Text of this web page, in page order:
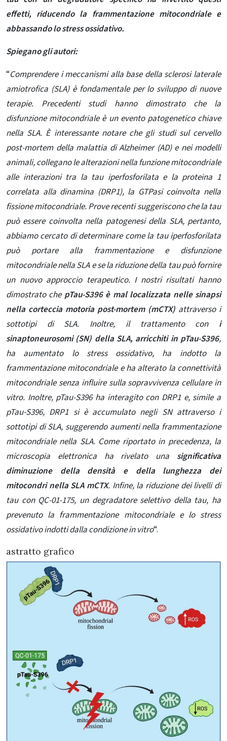
effetti, riducendo la frammentazione mitocondriale e
abbassando lo stress ossidativo.
Spiegano gli autori:
“Comprendere i meccanismi alla base della sclerosi laterale
amiotrofica (SLA) è fondamentale per lo sviluppo di nuove
terapie. Precedenti studi hanno dimostrato che la
disfunzione mitocondriale è un evento patogenetico chiave
nella SLA. È interessante notare che gli studi sul cervello
post-mortem della malattia di Alzheimer (AD) e nei modelli
animali, collegano le alterazioni nella funzione mitocondriale
alle interazioni tra la tau iperfosforilata e la proteina 1
correlata alla dinamina (DRP1), la GTPasi coinvolta nella
fissione mitocondriale. Prove recenti suggeriscono che la tau
può essere coinvolta nella patogenesi della SLA, pertanto,
abbiamo cercato di determinare come la tau iperfosforilata
può portare alla frammentazione e disfunzione
mitocondriale nella SLA e se la riduzione della tau può fornire
un nuovo approccio terapeutico. I nostri risultati hanno
dimostrato chepTau-S396 è mal localizzata nelle sinapsi
nella corteccia motoria post-mortem (mCTX) attraverso i
sottotipi di SLA. Inoltre, il trattamento con i
sinaptoneurosomi (SN) della SLA, arricchiti in pTau-S396,
ha aumentato lo stress ossidativo, ha indotto la
frammentazione mitocondriale e ha alterato la connettività
mitocondriale senza influire sulla sopravvivenza cellulare in
vitro. Inoltre, pTau-S396 ha interagito con DRP1 e, simile a
pTau-S396, DRP1 si è accumulato negli SN attraverso i
sottotipi di SLA, suggerendo aumenti nella frammentazione
mitocondriale nella SLA. Come riportato in precedenza, la
microscopia elettronica ha rivelato una significativa
diminuzione della densità e della lunghezza dei
mitocondri nella SLA mCTX. Infine, la riduzione dei livelli di
tau con QC-01-175, un degradatore selettivo della tau, ha
prevenuto la frammentazione mitocondriale e lo stress
ossidativo indotti dalla condizione in vitro“.
astratto grafico